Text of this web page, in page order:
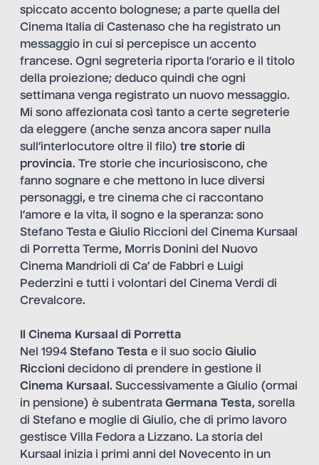
spiccato accento bolognese; a parte quella del
Cinema Italia di Castenaso che ha registrato un
messaggio in cui si percepisce un accento
francese. Ogni segreteria riporta l’orario e il titolo
della proiezione; deduco quindi che ogni
settimana venga registrato un nuovo messaggio.
Mi sono affezionata così tanto a certe segreterie
da eleggere (anche senza ancora saper nulla
sull’interlocutore oltre il filo) tre storie di
provincia. Tre storie che incuriosiscono, che
fanno sognare e che mettono in luce diversi
personaggi, e tre cinema che ci raccontano
l’amore e la vita, il sogno e la speranza: sono
Stefano Testa e Giulio Riccioni del Cinema Kursaal
di Porretta Terme, Morris Donini del Nuovo
Cinema Mandrioli di Ca’ de Fabbri e Luigi
Pederzini e tutti i volontari del Cinema Verdi di
Crevalcore.
Il Cinema Kursaal di Porretta
Nel 1994 Stefano Testa e il suo socio Giulio
Riccioni decidono di prendere in gestione il
Cinema Kursaal . Successivamente a Giulio (ormai
in pensione) è subentrata Germana Testa, sorella
di Stefano e moglie di Giulio, che di primo lavoro
gestisce Villa Fedora a Lizzano. La storia del
Kursaal inizia i primi anni del Novecento in un